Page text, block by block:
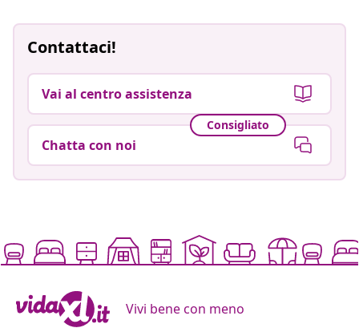
Contattaci!
Vai al centro assistenza
Consigliato
Chatta con noi
Vivi bene con meno